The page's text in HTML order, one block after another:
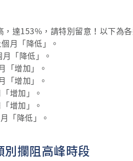
達153%，請特別留意！以下為各
月「降低」。
「降低」。
「增加」。
「增加」。
增加」。
增加」。
「降低」。
攔阻高峰時段